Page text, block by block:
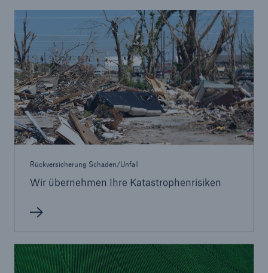
Rückversicherung Schaden/Unfall
Wir übernehmen Ihre Katastrophenrisiken